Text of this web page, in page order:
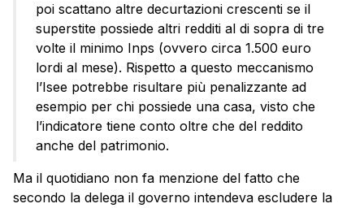
poi scattano altre decurtazioni crescenti se il
superstite possiede altri redditi al di sopra di tre
volte il minimo Inps (ovvero circa 1.500 euro
lordi al mese). Rispetto a questo meccanismo
l’Isee potrebbe risultare più penalizzante ad
esempio per chi possiede una casa, visto che
l’indicatore tiene conto oltre che del reddito
anche del patrimonio.
Ma il quotidiano non fa menzione del fatto che
secondo la delega il governo intendeva escludere la